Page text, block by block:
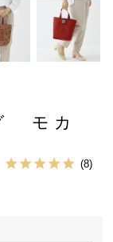
モカ
8